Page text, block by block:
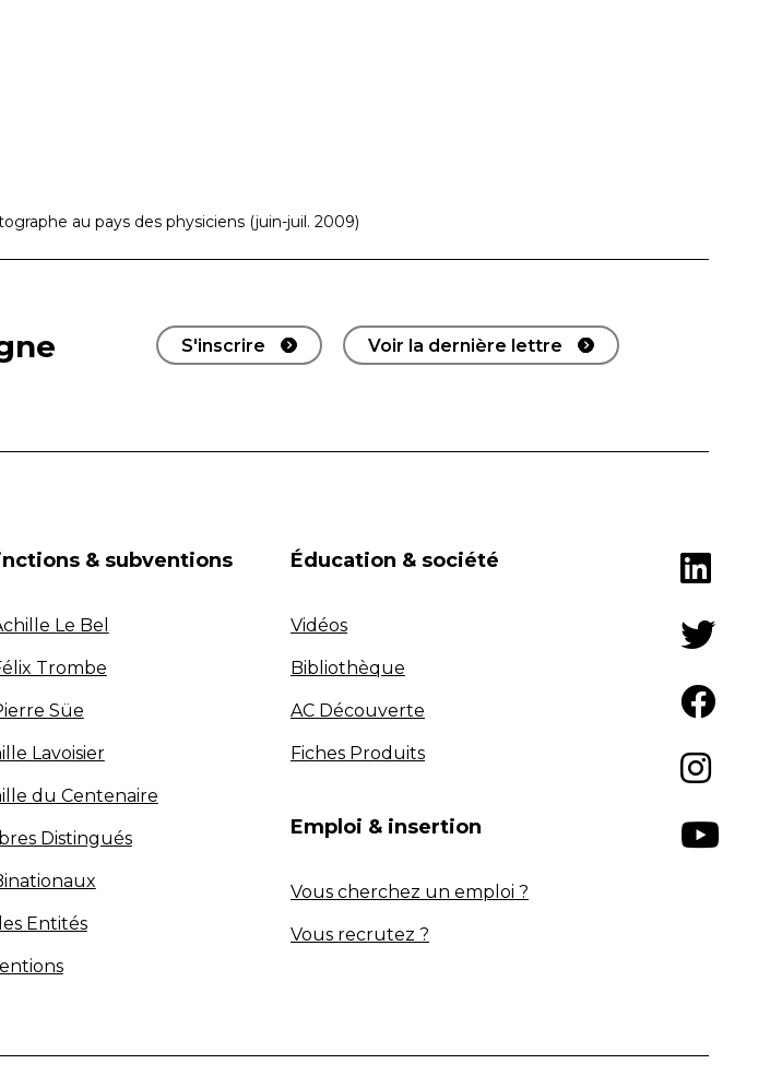
au pays des physiciens (juin-juil. 2009)
S'inscrire Voir la dernière lettre
& subventions
Le Bel
Trombe
Süe
Lavoisier
du Centenaire
Distingués
Entités
Éducation & société
Vidéos
Bibliothèque
AC Découverte
Fiches Produits
Emploi & insertion
Vous cherchez un emploi ?
Vous recrutez ?